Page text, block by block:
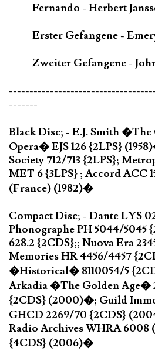
Fernando - Herbert
Erster Gefangene -
Zweiter Gefangene -
-------
Black Disc; - E.J. Smith
Opera� EJS 126 {2LPS}
Society 712/713 {2LPS};
MET 6 {3LPS} ; Accord ACC
(France) (1982)�
Compact Disc; - Dante LYS
Phonographe PH 5044/5045
628.2 {2CDS};; Nuova Era
Memories HR 4456/4457
�Historical� 8110054/5
Arkadia �The Golden Age�
{2CDS} (2000)�; Guild
GHCD 2269/70 {2CDS}
Radio Archives WHRA 6008
{4CDS} (2006)�